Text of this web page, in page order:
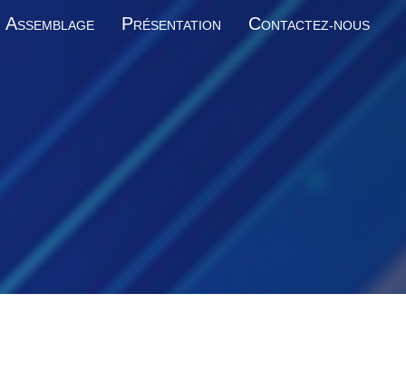
ASSEMBLAGE PRÉSENTATION CONTACTEZ-NOUS